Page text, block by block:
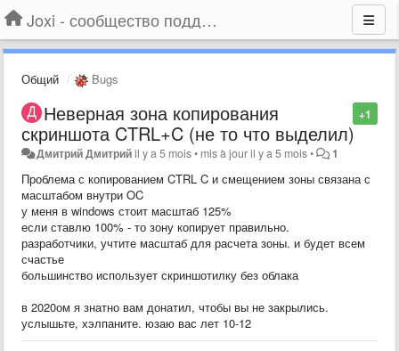
Joxi - сообщество поддержки
Общий Bugs
+1
Неверная зона копирования
скриншота CTRL+C (не то что выделил)
Дмитрий Дмитрийil y a 5 mois• mis à jouril y a 5 mois• 1
Проблема с копированием CTRL C и смещением зоны связана с
масштабом внутри OC
у меня в windows стоит масштаб 125%
если ставлю 100% - то зону копирует правильно.
разработчики, учтите масштаб для расчета зоны. и будет всем
счастье
большинство использует скриншотилку без облака
в 2020ом я знатно вам донатил, чтобы вы не закрылись.
услышьте, хэлпаните. юзаю вас лет 10-12